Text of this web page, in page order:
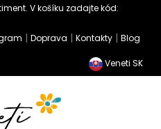
V košíku zadajte kód:
| Doprava | Kontakty | Blog
Veneti SK